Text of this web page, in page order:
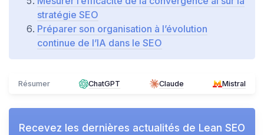
stratégie SEO
Préparer son organisation à l’évolution
continue de l’IA dans le SEO
Résumer ChatGPT Claude Mistral
Recevez les dernières actualités de Lean SEO